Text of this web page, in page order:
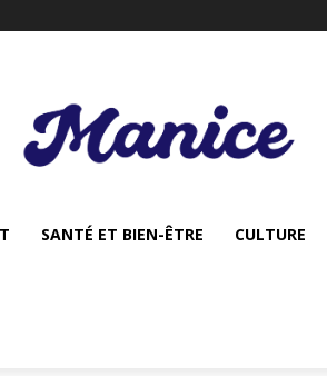
SANTÉ ET BIEN-ÊTRE CULTURE